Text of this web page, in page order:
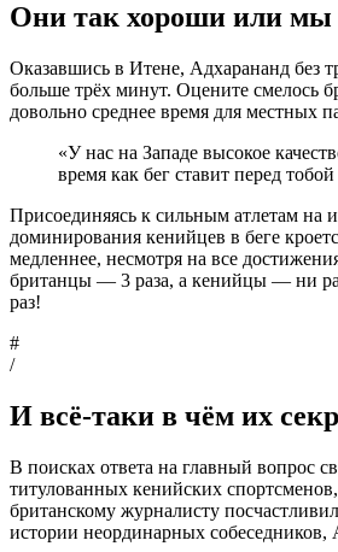
Они так хороши или мы
Оказавшись в Итене, Адхарананд без
больше трёх минут. Оцените смелось
довольно среднее время для местных
«У нас на Западе высокое
время как бег ставит перед
Присоединяясь к сильным атлетам на
доминирования кенийцев в беге
медленнее, несмотря на все
британцы — 3 раза, а кенийцы — ни
раз!
#
/
И всё-таки в чём их
В поисках ответа на главный вопрос
титулованных кенийских
британскому журналисту
истории неординарных